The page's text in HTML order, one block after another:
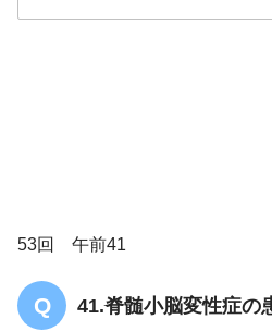
53回 午前41
41.脊髄小脳変性症の